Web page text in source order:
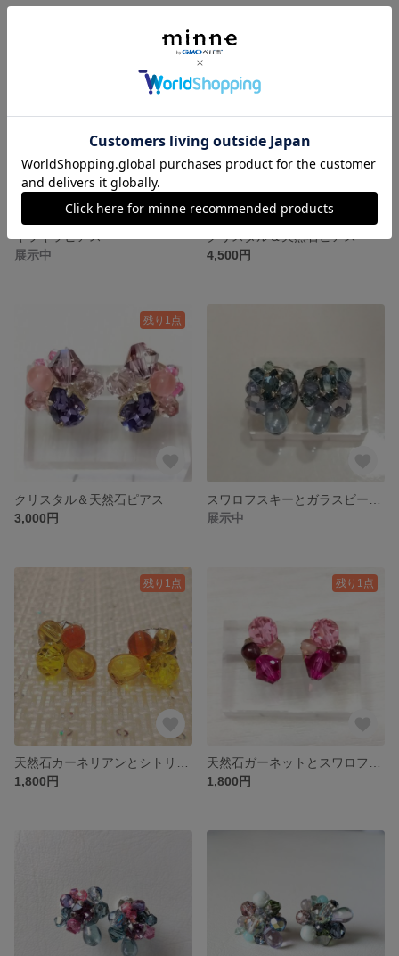
キラキラピアス
展示中
クリスタル＆天然石ピアス
4,500円
残り1点
クリスタル＆天然石ピアス
3,000円
展示中
残り1点
1,800円
残り1点
1,800円